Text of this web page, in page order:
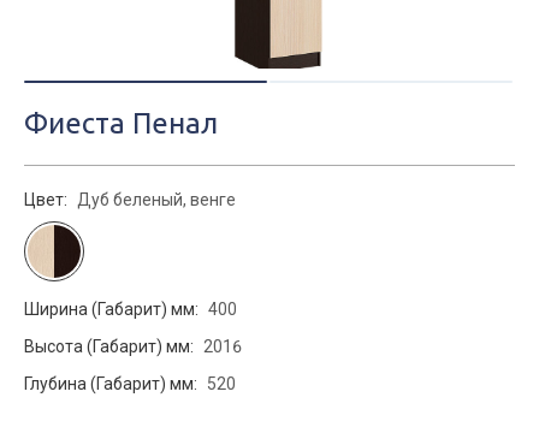
Фиеста Пенал
Цвет: Дуб беленый, венге
Ширина (Габарит) мм: 400
Высота (Габарит) мм:
2016
Глубина (Габарит) мм:
520